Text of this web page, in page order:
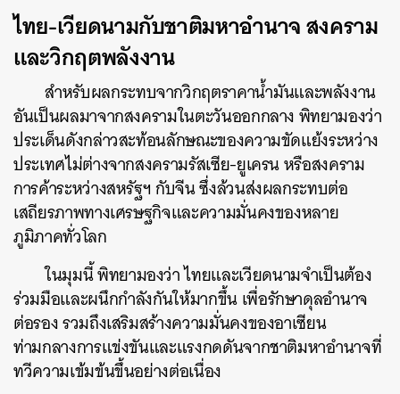
ไทย-เวียดนามกับชาติมหาอำนาจ สงคราม
และวิกฤตพลังงาน
สำหรับผลกระทบจากวิกฤตราคาน้ำมันและพลังงาน
อันเป็นผลมาจากสงครามในตะวันออกกลาง พิทยามองว่า
ประเด็นดังกล่าวสะท้อนลักษณะของความขัดแย้งระหว่าง
ประเทศไม่ต่างจากสงครามรัสเซีย-ยูเครน หรือสงคราม
การค้าระหว่างสหรัฐฯ กับจีน ซึ่งล้วนส่งผลกระทบต่อ
เสถียรภาพทางเศรษฐกิจและความมั่นคงของหลาย
ภูมิภาคทั่วโลก
ในมุมนี้ พิทยามองว่า ไทยและเวียดนามจำเป็นต้อง
ร่วมมือและผนึกกำลังกันให้มากขึ้น เพื่อรักษาดุลอำนาจ
ต่อรอง รวมถึงเสริมสร้างความมั่นคงของอาเซียน
ท่ามกลางการแข่งขันและแรงกดดันจากชาติมหาอำนาจที่
ทวีความเข้มข้นขึ้นอย่างต่อเนื่อง